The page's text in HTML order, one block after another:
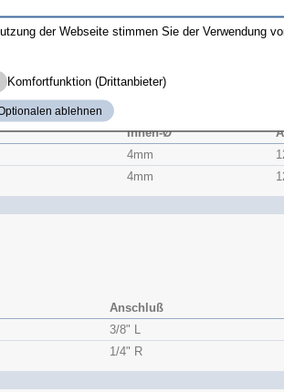
Innen-Ø
4mm
4mm
Anschluß
3/8" L
1/4" R
der Webseite stimmen Sie der Verwendung
Komfortfunktion (Drittanbieter)
ablehnen